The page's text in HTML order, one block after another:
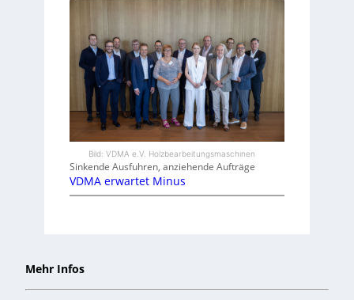
Bild: VDMA e.V. Holzbearbeitungsmaschinen
Sinkende Ausfuhren, anziehende Aufträge
VDMA erwartet Minus
Mehr Infos